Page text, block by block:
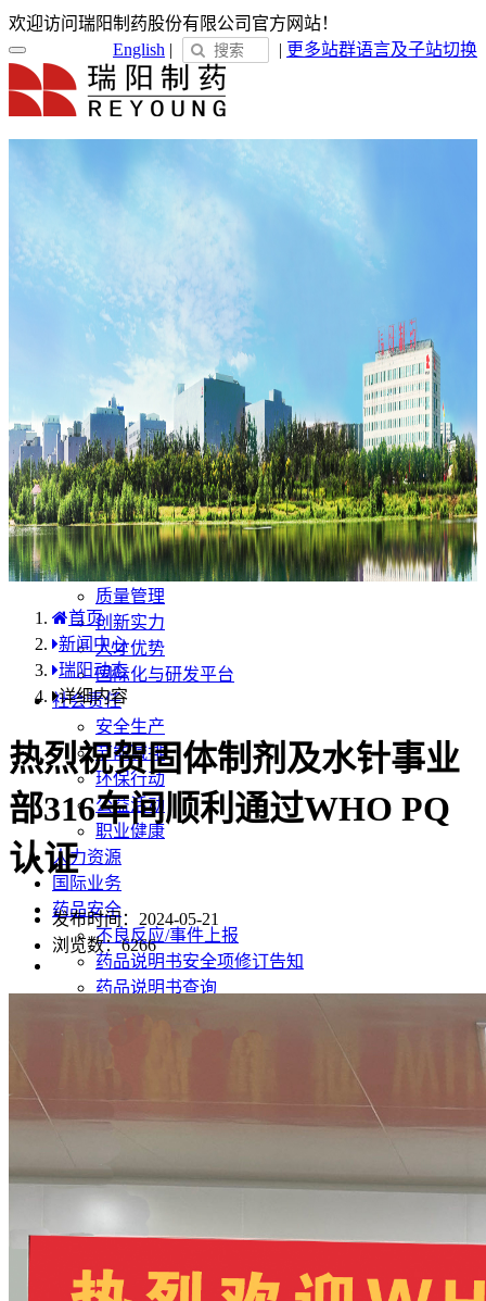
欢迎访问瑞阳制药股份有限公司官方网站！
语言及子站切换
English | | 更多站群
关于瑞阳
瑞阳简介
企业文化
新闻中心
瑞阳动态
通知公告
媒体聚焦
员工天地
企业电子报
产品服务
产品中心
国内分布
学术合规
企业优势
质量管理
创新实力
人才优势
国际化与研发平台
社会责任
安全生产
节能减排
环保行动
公益活动
职业健康
人力资源
国际业务
药品安全
不良反应/事件上报
药品说明书安全项修订告知
药品说明书查询
首页
新闻中心
瑞阳动态
详细内容
热烈祝贺固体制剂及水针事业
部316车间顺利通过WHO PQ
认证
发布时间：2024-05-21
浏览数：6266